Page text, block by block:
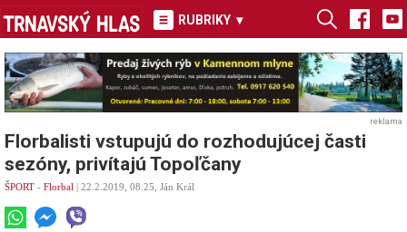
RUBRIKY ▾
reklama
Florbalisti vstupujú do rozhodujúcej časti
sezóny, privítajú Topoľčany
ŠPORT - Florbal | 22.2.2019, 08.25, Ján Král